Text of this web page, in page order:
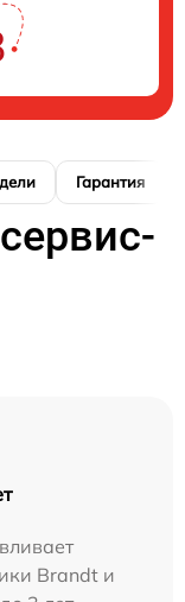
Гарантия
Brandt и